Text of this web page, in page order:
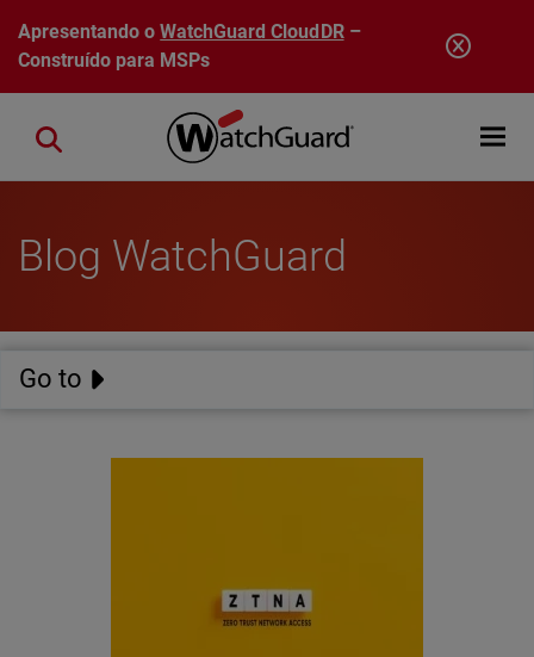
Pular para o conteúdo principal
Apresentando oWatchGuard CloudDR–
Construído para MSPs
Open
Close search
Blog WatchGuard
Go to